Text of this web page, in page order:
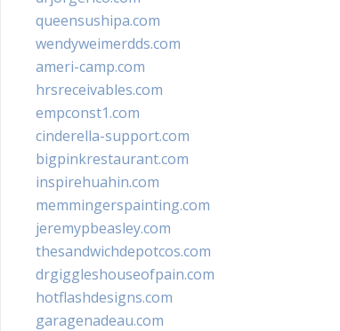
queensushipa.com
wendyweimerdds.com
ameri-camp.com
hrsreceivables.com
empconst1.com
cinderella-support.com
bigpinkrestaurant.com
inspirehuahin.com
memmingerspainting.com
jeremypbeasley.com
thesandwichdepotcos.com
drgiggleshouseofpain.com
hotflashdesigns.com
garagenadeau.com